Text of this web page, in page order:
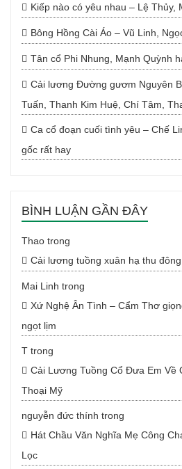
Kiếp nào có yêu nhau – Lệ Thủy,
Bông Hồng Cài Áo – Vũ Linh,
Tân cổ Phi Nhung, Mạnh Quỳnh
Cải lương Đường gươm Nguyên
Tuấn, Thanh Kim Huệ, Chí Tâm,
Ca cổ đoạn cuối tình yêu – Chế
gốc rất hay
BÌNH LUẬN GẦN ĐÂY
Thao trong
Cải lương tuồng xuân hạ thu
Mai Linh trong
Xứ Nghệ Ân Tình – Cẩm Thơ
ngọt lịm
T trong
Cải Lương Tuồng Cổ Đưa Em Về
Thoại Mỹ
nguyễn đức thính trong
Hát Chầu Văn Nghĩa Mẹ Công
Lọc